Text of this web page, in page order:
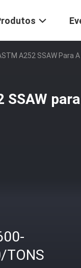
A252 SSAW
SSAW
TONS